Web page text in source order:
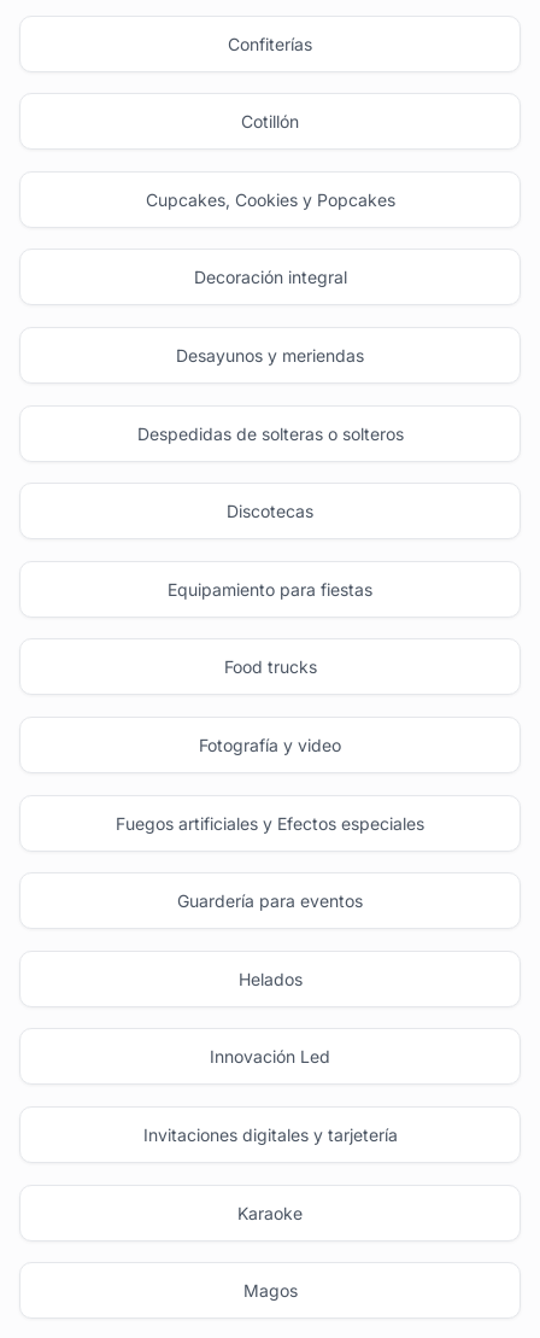
Confiterías
Cotillón
Cupcakes, Cookies y Popcakes
Decoración integral
Desayunos y meriendas
Despedidas de solteras o solteros
Discotecas
Equipamiento para fiestas
Food trucks
Fotografía y video
Fuegos artificiales y Efectos especiales
Guardería para eventos
Helados
Innovación Led
Invitaciones digitales y tarjetería
Karaoke
Magos